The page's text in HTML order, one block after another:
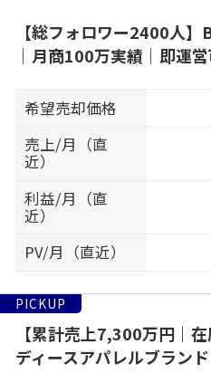
【総フォロワー2400人
｜月商100万実績｜即運
希望売却価格
売上/月（直
近）
利益/月（直
近）
PV/月（直近）
PICKUP
【累計売上7,300万円｜
ディースアパレルブランド